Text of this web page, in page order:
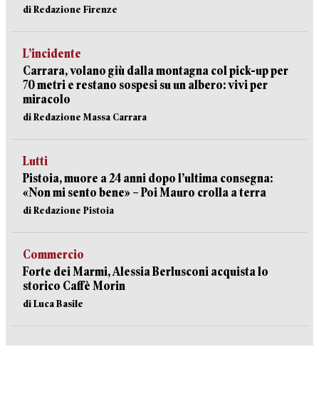
di Redazione Firenze
L’incidente
Carrara, volano giù dalla montagna col pick-up per
70 metri e restano sospesi su un albero: vivi per
miracolo
di Redazione Massa Carrara
Lutti
Pistoia, muore a 24 anni dopo l’ultima consegna:
«Non mi sento bene» – Poi Mauro crolla a terra
di Redazione Pistoia
Commercio
Forte dei Marmi, Alessia Berlusconi acquista lo
storico Caffè Morin
di Luca Basile